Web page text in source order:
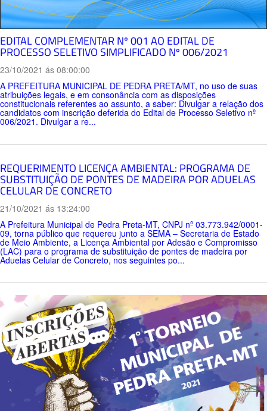
EDITAL COMPLEMENTAR Nº 001 AO EDITAL DE
PROCESSO SELETIVO SIMPLIFICADO Nº 006/2021
23/10/2021 ás 08:00:00
A PREFEITURA MUNICIPAL DE PEDRA PRETA/MT, no uso de suas
atribuições legais, e em consonância com as disposições
constitucionais referentes ao assunto, a saber: Divulgar a relação dos
candidatos com inscrição deferida do Edital de Processo Seletivo nº
006/2021. Divulgar a re...
REQUERIMENTO LICENÇA AMBIENTAL: PROGRAMA DE
SUBSTITUIÇÃO DE PONTES DE MADEIRA POR ADUELAS
CELULAR DE CONCRETO
21/10/2021 ás 13:24:00
A Prefeitura Municipal de Pedra Preta-MT, CNPJ nº 03.773.942/0001-
09, torna público que requereu junto a SEMA – Secretaria de Estado
de Meio Ambiente, a Licença Ambiental por Adesão e Compromisso
(LAC) para o programa de substituição de pontes de madeira por
Aduelas Celular de Concreto, nos seguintes po...